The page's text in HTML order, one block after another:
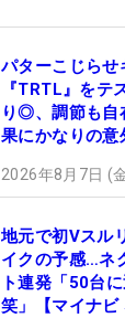
パターこじら
『TRTL』をテ
り◎、調節も自
果にかなりの意
2026年8月7日 (
地元で初Vスル
イクの予感…ネ
ト連発「50台
笑」【マイナビ